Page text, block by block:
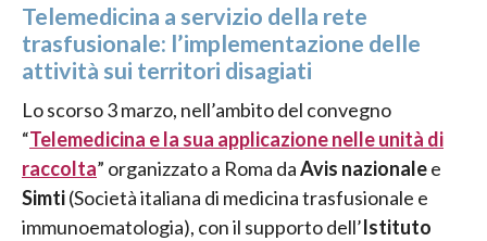
Telemedicina a servizio della rete
trasfusionale: l’implementazione delle
attività sui territori disagiati
Lo scorso 3 marzo, nell’ambito del convegno
“Telemedicina e la sua applicazione nelle unità di
raccolta” organizzato a Roma daAvis nazionalee
Simti(Società italiana di medicina trasfusionale e
immunoematologia), con il supporto dell’Istituto